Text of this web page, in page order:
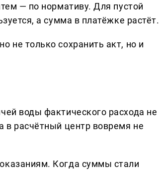
— по нормативу. Для пустой
а сумма в платёжке растёт.
не только сохранить акт, но и
воды фактического расхода не
в расчётный центр вовремя не
Когда суммы стали